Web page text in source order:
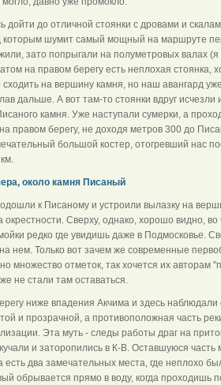
дойти до отличной стоянки с дровами и
шумит самый мощный на маршруте
зато попрыгали на полуметровых валах
на правом берегу есть неплохая стоянка,
на вершину камня, но наш авангард
дальше. А вот там-то стоянки вдруг
камня. Уже наступали сумерки, а
правом берегу, не доходя метров 300 до
большой костер, отогревший нас
около камня Писаный
к Писаному и устроили вылазку на
Сверху, однако, хорошо видно,
редко где увидишь даже в Подмосковье.
нем. Только вот зачем же современные
множество отметок, так хочется их авторам
не стали там оставаться.
ниже впадения Акчима и здесь наблюдали
и прозрачной, а противоположная часть
Эта муть - следы работы драг на
и заторопились в К-В. Оставшуюся
два замечательных места, где неплохо
обрывается прямо в воду, когда проходишь